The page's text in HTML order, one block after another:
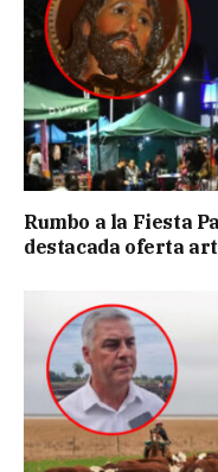
Rumbo a la Fiesta
destacada oferta